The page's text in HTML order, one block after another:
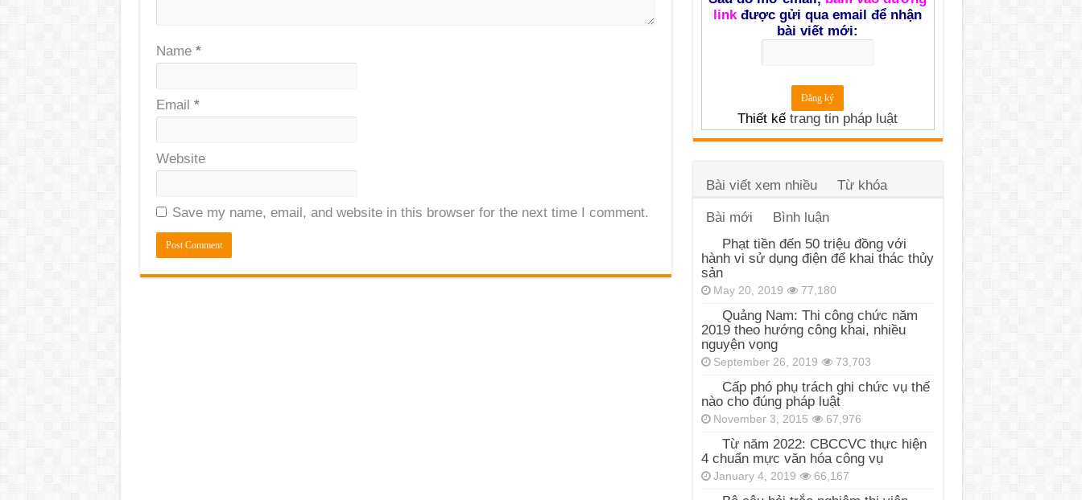
Name *
Email *
Website
Save my name, email, and website in this browser for the next time I comment.
linkđược gửi qua email để nhận
bài viết mới:
Thiết kế trang tin pháp luật
Bài viết xem nhiều Từ khóa
Bài mới
Bình luận
Phạt tiền đến 50 triệu đồng với
hành vi sử dụng điện để khai thác thủy
sản
May 20, 2019 77,180
Quảng Nam: Thi công chức năm
2019 theo hướng công khai, nhiều
nguyện vọng
September 26, 2019 73,703
Cấp phó phụ trách ghi chức vụ thế
nào cho đúng pháp luật
November 3, 2015 67,976
Từ năm 2022: CBCCVC thực hiện
4 chuẩn mực văn hóa công vụ
January 4, 2019 66,167